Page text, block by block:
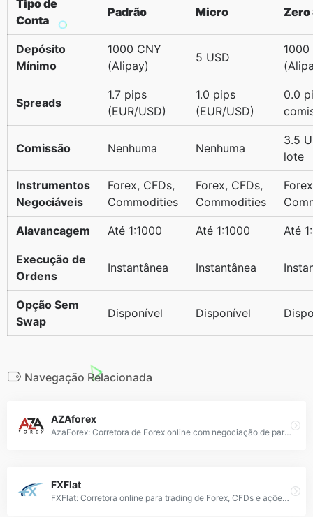
Tipo de
Conta
Padrão Micro Zero
Depósito
Mínimo
1000 CNY
(Alipay)
5 USD
1000
Spreads
1.7 pips
(EUR/USD)
1.0 pips
(EUR/USD)
0.0
Comissão Nenhuma Nenhuma
3.5
lote
Instrumentos
Negociáveis
Forex, CFDs,
Commodities
Forex, CFDs,
Commodities
Alavancagem Até 1:1000 Até 1:1000 Até
Execução de
Ordens
Instantânea Instantânea
Opção Sem
Swap
Disponível Disponível
Navegação Relacionada
AZAforex
AzaForex: Corretora de Forex online com negociação de pares FX, CFDs, criptomoedas e commodities através de plataforma segura e spreads competitivos.
FXFlat
FXFlat: Corretora online para trading de Forex, CFDs e ações com plataformas avançadas e spreads competitivos.